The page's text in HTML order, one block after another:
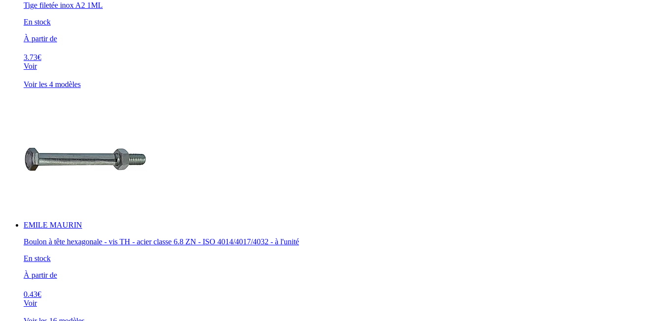
Tige filetée inox A2 1ML
En stock
À partir de
3.73€
Voir
Voir les 4 modèles
EMILE MAURIN
Boulon à tête hexagonale - vis TH - acier classe 6.8 ZN - ISO 4014/4017/4032 - à l'unité
En stock
À partir de
0.43€
Voir